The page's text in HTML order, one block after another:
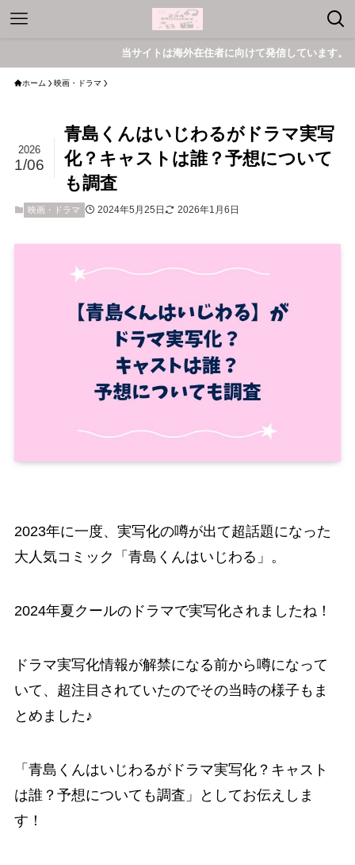
当サイトは海外在住者に向けて発信しています。
ホーム 映画・ドラマ
青島くんはいじわるがドラマ実写
化？キャストは誰？予想について
も調査
2026
1/06
映画・ドラマ 2024年5月25日 2026年1月6日
2023年に一度、実写化の噂が出て超話題になった
大人気コミック「青島くんはいじわる」。
2024年夏クールのドラマで実写化されましたね！
ドラマ実写化情報が解禁になる前から噂になって
いて、超注目されていたのでその当時の様子もま
とめました♪
「 青島くんはいじわるがドラマ実写化？キャスト
は誰？予想についても調査 」としてお伝えしま
す！